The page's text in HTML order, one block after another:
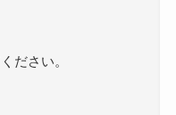
ださい。